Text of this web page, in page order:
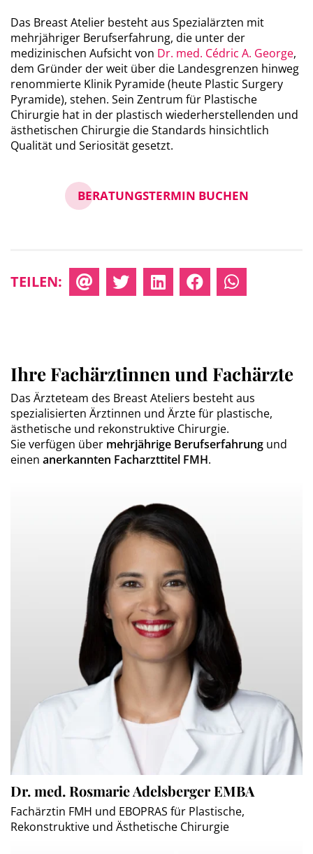
Das Breast Atelier besteht aus Spezialärzten mit
mehrjähriger Berufserfahrung, die unter der
medizinischen Aufsicht von Dr. med. Cédric A. George,
dem Gründer der weit über die Landesgrenzen hinweg
renommierte Klinik Pyramide (heute Plastic Surgery
Pyramide), stehen. Sein Zentrum für Plastische
Chirurgie hat in der plastisch wiederherstellenden und
ästhetischen Chirurgie die Standards hinsichtlich
Qualität und Seriosität gesetzt.
BERATUNGSTERMIN BUCHEN
TEILEN:
Ihre Fachärztinnen und Fachärzte
Das Ärzteteam des Breast Ateliers besteht aus
spezialisierten Ärztinnen und Ärzte für plastische,
ästhetische und rekonstruktive Chirurgie.
Sie verfügen über mehrjährige Berufserfahrung und
einen anerkannten Facharzttitel FMH.
Dr. med. Rosmarie Adelsberger EMBA
Fachärztin FMH und EBOPRAS für Plastische,
Rekonstruktive und Ästhetische Chirurgie